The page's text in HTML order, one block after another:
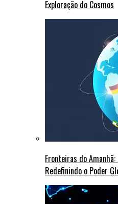
Exploração do Cosmos
Fronteiras do
Redefinindo o Poder